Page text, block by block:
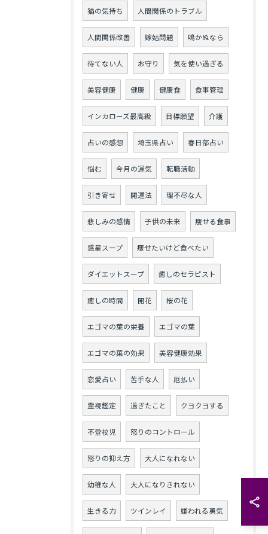
猫の気持ち 人間関係のトラブル
人間関係改善 嫁姑問題 鳴かぬなら
待てない人 お守り 気を使い過ぎる
美容健康 健康 健康食 食事管理
インカローズ最高級 目標願望 介護
占いの感想 埼玉県占い 春日部占い
悩む 今月の運気 転職活動
引き寄せ 開運法 理不尽な人
悲しみの感情 子供の未来 痩せる食事
惑星スープ 痩せたいけど食べたい
ダイエットスープ 癒しのセラピスト
癒しの時間 開花 桜の花
エゴマの葉の栄養 エゴマの葉
エゴマの葉の効果 美容健康効果
恋愛占い 苦手な人 厄払い
霊視鑑定 過ぎたこと クヨクヨする
不登校児 怒りのコントロール
怒りの抑え方 大人になれない
幼稚な人 大人になりきれない
生きる力 ツインレイ 嫌われる勇気